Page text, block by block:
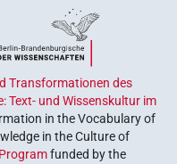
Transformationen des
Text- und Wissenskultur im
in the Vocabulary of
in the Culture of
funded by the